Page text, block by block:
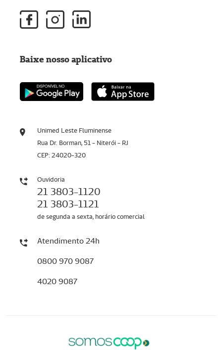
Unimed Leste Fluminense
Rua Dr. Borman, 51 - Niterói - RJ
CEP: 24020-320
Ouvidoria
21 3803-1120
21 3803-1121
de segunda a sexta, horário comercial
Atendimento 24h
0800 970 9087
4020 9087
Baixe nosso aplicativo